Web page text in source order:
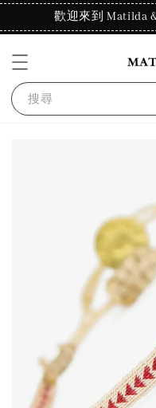
歡迎來到 Matilda
搜尋